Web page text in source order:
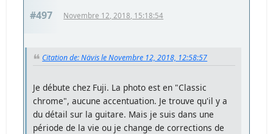
#497 Novembre 12, 2018, 15:18:54
Citation de: Nävis le Novembre 12, 2018, 12:58:57
Je débute chez Fuji. La photo est en "Classic
chrome", aucune accentuation. Je trouve qu'il y a
du détail sur la guitare. Mais je suis dans une
période de la vie ou je change de corrections de